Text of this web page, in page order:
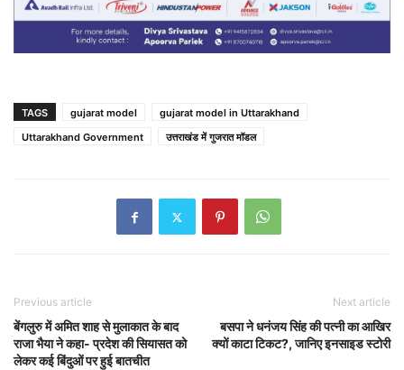
TAGS gujarat model
gujarat model in Uttarakhand
Uttarakhand Government
उत्तराखंड में गुजरात मॉडल
Previous article
बेंगलुरु में अमित शाह से मुलाकात के बाद
राजा भैया ने कहा- प्रदेश की सियासत को
लेकर कई बिंदुओं पर हुई बातचीत
Next article
बसपा ने धनंजय सिंह की पत्नी का आखिर
क्यों काटा टिकट?, जानिए इनसाइड स्टोरी